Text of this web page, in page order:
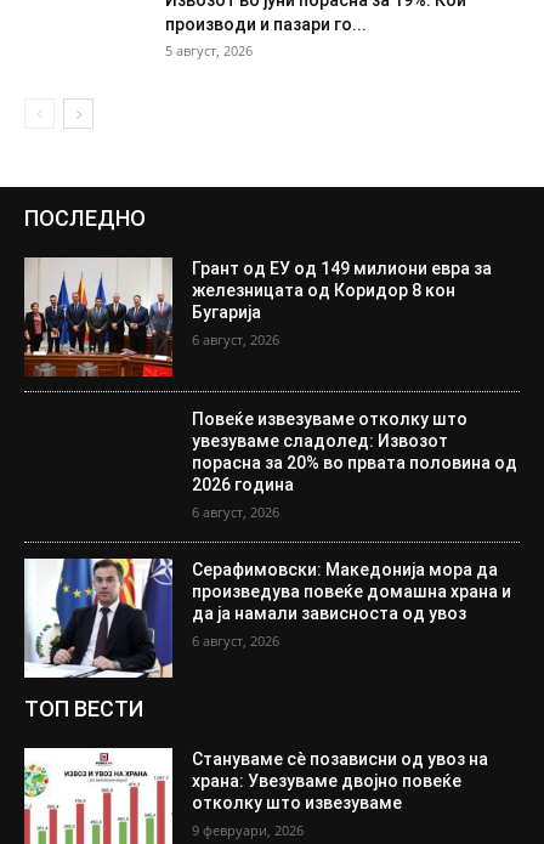
производи и пазари го...
5 август, 2026
ПОСЛЕДНО
Грант од ЕУ од 149 милиони евра за
железницата од Коридор 8 кон
Бугарија
6 август, 2026
Повеќе извезуваме отколку што
увезуваме сладолед: Извозот
порасна за 20% во првата половина од
2026 година
6 август, 2026
Серафимовски: Македонија мора да
произведува повеќе домашна храна и
да ја намали зависноста од увоз
6 август, 2026
ТОП ВЕСТИ
Стануваме сè позависни од увоз на
храна: Увезуваме двојно повеќе
отколку што извезуваме
9 февруари, 2026